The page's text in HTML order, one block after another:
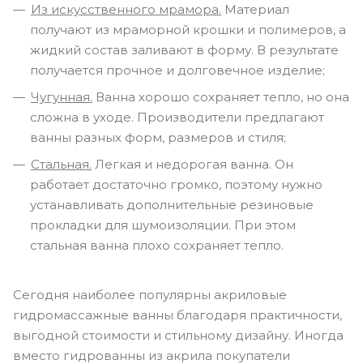
Из искусственного мрамора. Материал
получают из мраморной крошки и полимеров, а
жидкий состав заливают в форму. В результате
получается прочное и долговечное изделие;
Чугунная. Ванна хорошо сохраняет тепло, но она
сложна в уходе. Производители предлагают
ванны разных форм, размеров и стиля;
Стальная. Легкая и недорогая ванна. Он
работает достаточно громко, поэтому нужно
устанавливать дополнительные резиновые
прокладки для шумоизоляции. При этом
стальная ванна плохо сохраняет тепло.
Сегодня наиболее популярны акриловые
гидромассажные ванны благодаря практичности,
выгодной стоимости и стильному дизайну. Иногда
вместо гидрованны из акрила покупатели